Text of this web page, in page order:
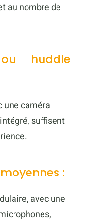
au nombre de
huddle
une caméra
suffisent
:
avec une